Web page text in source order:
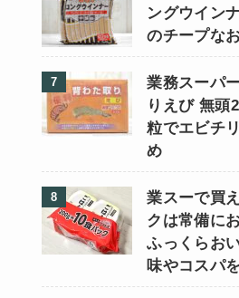
ングウイン
のチープな
業務スーパ
りえび 無頭
粒でエビチ
め
業スーで買
クは常備に
ふっくらお
味やコスパ